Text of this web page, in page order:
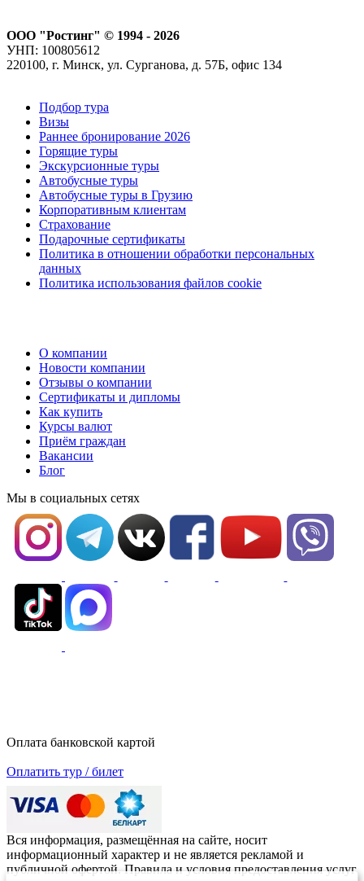
ООО "Ростинг" © 1994 - 2026
УНП: 100805612
220100, г. Минск, ул. Сурганова, д. 57Б, офис 134
Подбор тура
Визы
Раннее бронирование 2026
Горящие туры
Экскурсионные туры
Автобусные туры
Автобусные туры в Грузию
Корпоративным клиентам
Страхование
Подарочные сертификаты
Политика в отношении обработки персональных
данных
Политика использования файлов cookie
О компании
Новости компании
Отзывы о компании
Сертификаты и дипломы
Как купить
Курсы валют
Приём граждан
Вакансии
Блог
Мы в социальных сетях
Оплата банковской картой
Оплатить тур / билет
Вся информация, размещённая на сайте, носит
информационный характер и не является рекламой и
публичной офертой. Правила и условия предоставления услуг